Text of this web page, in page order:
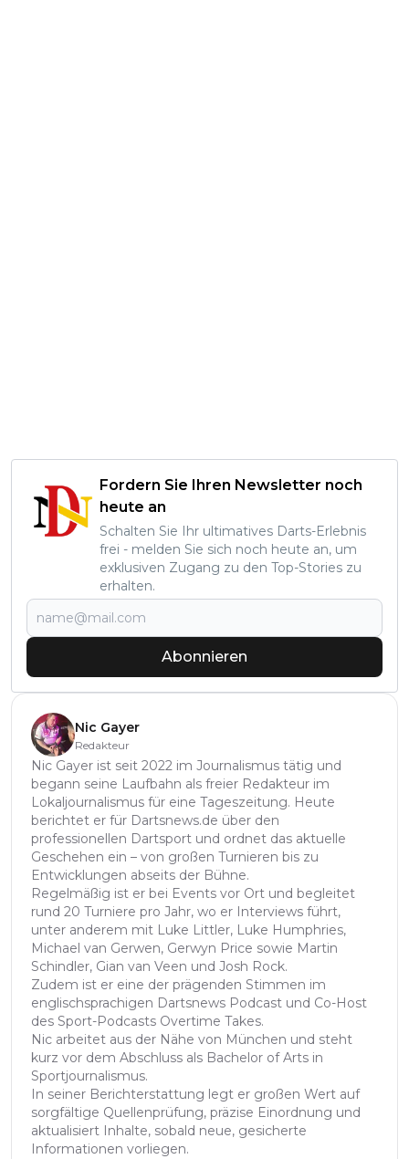
Fordern Sie Ihren Newsletter noch
heute an
Schalten Sie Ihr ultimatives Darts-Erlebnis
frei - melden Sie sich noch heute an, um
exklusiven Zugang zu den Top-Stories zu
erhalten.
Abonnieren
Nic Gayer
Redakteur
Nic Gayer ist seit 2022 im Journalismus tätig und
begann seine Laufbahn als freier Redakteur im
Lokaljournalismus für eine Tageszeitung. Heute
berichtet er für Dartsnews.de über den
professionellen Dartsport und ordnet das aktuelle
Geschehen ein – von großen Turnieren bis zu
Entwicklungen abseits der Bühne.
Regelmäßig ist er bei Events vor Ort und begleitet
rund 20 Turniere pro Jahr, wo er Interviews führt,
unter anderem mit Luke Littler, Luke Humphries,
Michael van Gerwen, Gerwyn Price sowie Martin
Schindler, Gian van Veen und Josh Rock.
Zudem ist er eine der prägenden Stimmen im
englischsprachigen Dartsnews Podcast und Co-Host
des Sport-Podcasts Overtime Takes.
Nic arbeitet aus der Nähe von München und steht
kurz vor dem Abschluss als Bachelor of Arts in
Sportjournalismus.
In seiner Berichterstattung legt er großen Wert auf
sorgfältige Quellenprüfung, präzise Einordnung und
aktualisiert Inhalte, sobald neue, gesicherte
Informationen vorliegen.